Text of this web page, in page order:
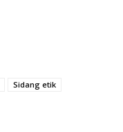
Sidang etik